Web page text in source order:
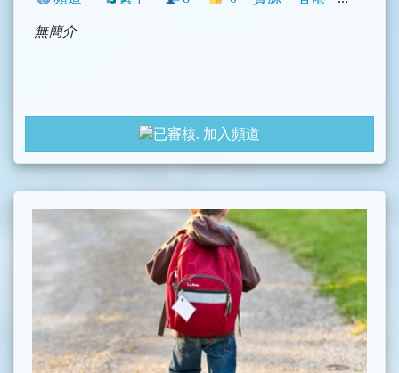
無簡介
加入頻道